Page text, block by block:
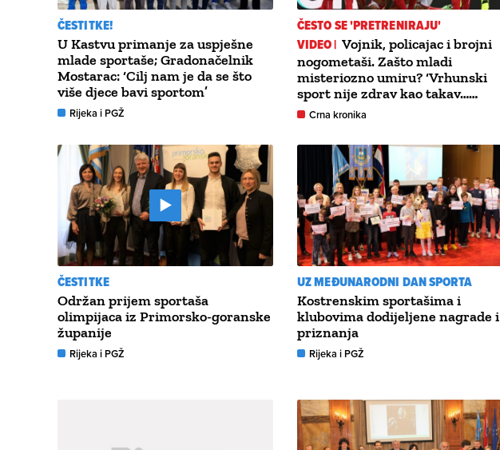
ČESTITKE!
U Kastvu primanje za uspješne
mlade sportaše; Gradonačelnik
Mostarac: ‘Cilj nam je da se što
više djece bavi sportom’
Rijeka i PGŽ
ČESTO SE 'PRETRENIRAJU'
VIDEO | Vojnik, policajac i brojni
nogometaši. Zašto mladi
misteriozno umiru? ‘Vrhunski
sport nije zdrav kao takav……
Crna kronika
ČESTITKE
Održan prijem sportaša
olimpijaca iz Primorsko-goranske
županije
Rijeka i PGŽ
UZ MEĐUNARODNI DAN SPORTA
Kostrenskim sportašima i
klubovima dodijeljene nagrade i
priznanja
Rijeka i PGŽ